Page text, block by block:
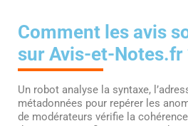
Comment les avis
sur Avis-et-Notes.fr
Un robot analyse la syntaxe,
métadonnées pour repérer les
de modérateurs vérifie la